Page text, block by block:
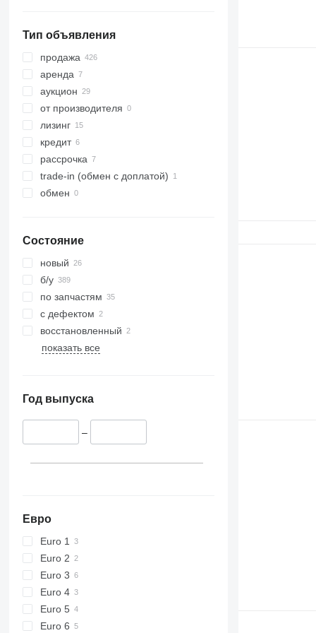
321
322
323
324
325
326
329
330
336
340
350
365
374
390
395
416
420
428
434
444
908
910
914
918
924
8030
8035
CT
JS
JZ
NXT
S-Series
TM
VMT
Vibromax
Тип объявления
продажа
аренда
аукцион
от производителя
лизинг
кредит
рассрочка
trade-in (обмен с доплатой)
обмен
Состояние
новый
б/у
по запчастям
с дефектом
восстановленный
показать все
Год выпуска
–
Евро
Euro 1
Euro 2
Euro 3
Euro 4
Euro 5
Euro 6